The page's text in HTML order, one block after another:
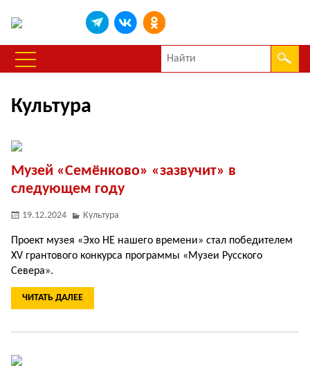
Культура
Музей «Семёнково» «зазвучит» в
следующем году
19.12.2024 Культура
Проект музея «Эхо НЕ нашего времени» стал победителем
XV грантового конкурса программы «Музеи Русского
Севера».
ЧИТАТЬ ДАЛЕЕ